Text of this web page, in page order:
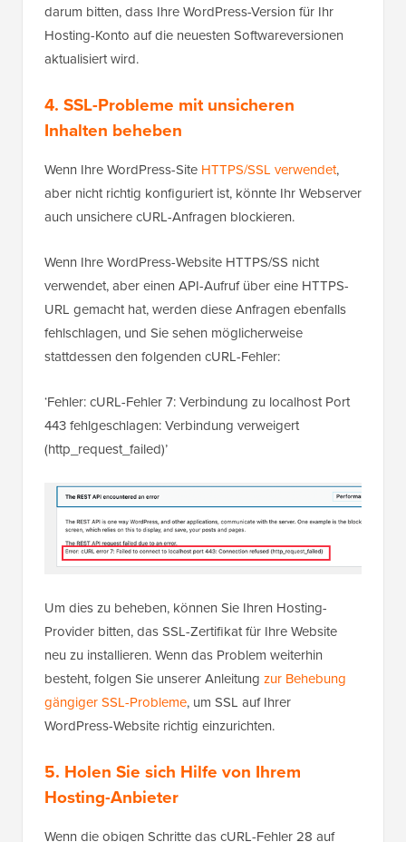
darum bitten, dass Ihre WordPress-Version für Ihr
Hosting-Konto auf die neuesten Softwareversionen
aktualisiert wird.
4. SSL-Probleme mit unsicheren
Inhalten beheben
Wenn Ihre WordPress-Site HTTPS/SSL verwendet,
aber nicht richtig konfiguriert ist, könnte Ihr Webserver
auch unsichere cURL-Anfragen blockieren.
Wenn Ihre WordPress-Website HTTPS/SS nicht
verwendet, aber einen API-Aufruf über eine HTTPS-
URL gemacht hat, werden diese Anfragen ebenfalls
fehlschlagen, und Sie sehen möglicherweise
stattdessen den folgenden cURL-Fehler:
‘Fehler: cURL-Fehler 7: Verbindung zu localhost Port
443 fehlgeschlagen: Verbindung verweigert
(http_request_failed)’
Um dies zu beheben, können Sie Ihren Hosting-
Provider bitten, das SSL-Zertifikat für Ihre Website
neu zu installieren. Wenn das Problem weiterhin
besteht, folgen Sie unserer Anleitung zur Behebung
gängiger SSL-Probleme, um SSL auf Ihrer
WordPress-Website richtig einzurichten.
5. Holen Sie sich Hilfe von Ihrem
Hosting-Anbieter
Wenn die obigen Schritte das cURL-Fehler 28 auf